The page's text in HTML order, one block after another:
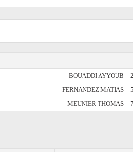
BOUADDI AYYOUB
FERNANDEZ MATIAS
MEUNIER THOMAS